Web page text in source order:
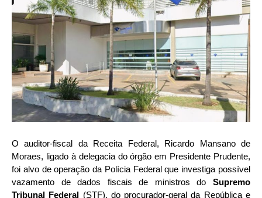
O auditor-fiscal da Receita Federal, Ricardo Mansano de
Moraes, ligado à delegacia do órgão em Presidente Prudente,
foi alvo de operação da Polícia Federalque investiga possível
vazamento de dados fiscais de ministros do Supremo
Tribunal Federal (STF), do procurador-geral da República e